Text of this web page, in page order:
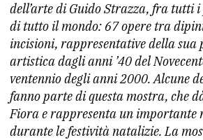
dell’arte di Guido Strazza, fra tutti
di tutto il mondo: 67 opere tra
incisioni, rappresentative della sua
artistica dagli anni ’40 del
ventennio degli anni 2000. Alcune
fanno parte di questa mostra, che
Fiora e rappresenta un
durante le festività natalizie. La